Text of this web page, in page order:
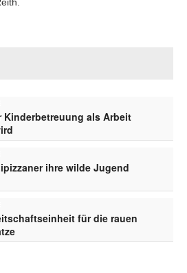
Kinderbetreuung als Arbeit
ihre wilde Jugend
für die rauen